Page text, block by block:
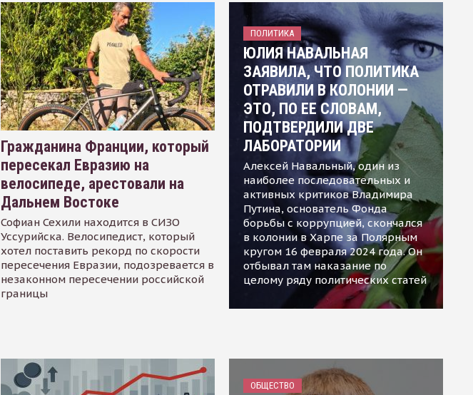
Гражданина Франции, который
пересекал Евразию на
велосипеде, арестовали на
Дальнем Востоке
Софиан Сехили находится в СИЗО
Уссурийска. Велосипедист, который
хотел поставить рекорд по скорости
пересечения Евразии, подозревается в
незаконном пересечении российской
границы
ПОЛИТИКА
ЮЛИЯ НАВАЛЬНАЯ
ЗАЯВИЛА, ЧТО ПОЛИТИКА
ОТРАВИЛИ В КОЛОНИИ —
ЭТО, ПО ЕЕ СЛОВАМ,
ПОДТВЕРДИЛИ ДВЕ
ЛАБОРАТОРИИ
Алексей Навальный, один из
наиболее последовательных и
активных критиков Владимира
Путина, основатель Фонда
борьбы с коррупцией, скончался
в колонии в Харпе за Полярным
кругом 16 февраля 2024 года. Он
отбывал там наказание по
целому ряду политических статей
ОБЩЕСТВО